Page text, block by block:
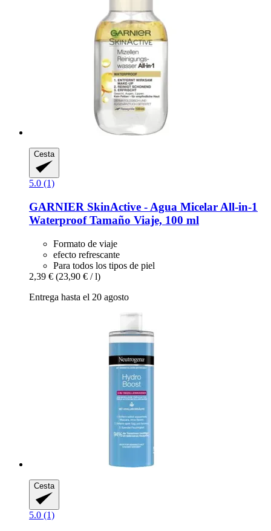
Cesta
5.0 (1)
GARNIER SkinActive -​ Agua Micelar All-​in-​1
Waterproof Tamaño Viaje, 100 ml
Formato de viaje
efecto refrescante
Para todos los tipos de piel
2,39 € (23,90 € / l)
Entrega hasta el 20 agosto
Cesta
5.0 (1)